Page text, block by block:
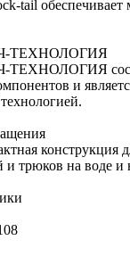
tail
ТЕХНОЛОГИЯ
и
конструкция
трюков на воде и